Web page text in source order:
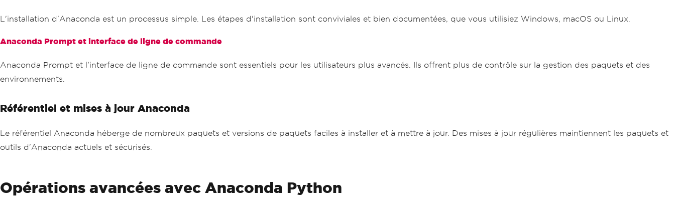
L'installation d'Anaconda est un processus simple. Les étapes d'installation sont conviviales et bien documentées, que vous utilisiez Windows, macOS ou Linux.
Anaconda Prompt et interface de ligne de commande
Anaconda Prompt et l'interface de ligne de commande sont essentiels pour les utilisateurs plus avancés. Ils offrent plus de contrôle sur la gestion des paquets et des
environnements.
Référentiel et mises à jour Anaconda
Le référentiel Anaconda héberge de nombreux paquets et versions de paquets faciles à installer et à mettre à jour. Des mises à jour régulières maintiennent les paquets et
outils d'Anaconda actuels et sécurisés.
Opérations avancées avec Anaconda Python